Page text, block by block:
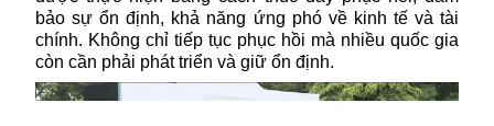
bảo sự ổn định, khả năng ứng phó về kinh tế và tài
chính. Không chỉ tiếp tục phục hồi mà nhiều quốc gia
còn cần phải phát triển và giữ ổn định.